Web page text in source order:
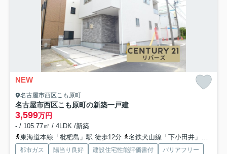
NEW
名古屋市西区こも原町
名古屋市西区こも原町の新築一戸建
3,599万円
- / 105.77㎡ / 4LDK /新築
東海道本線「枇杷島」駅 徒歩12分
名鉄犬山線「下小田井」駅 徒歩15分
都市ガス 陽当り良好 建設住宅性能評価書付
バリアフリー